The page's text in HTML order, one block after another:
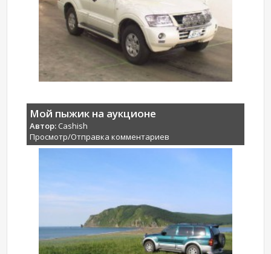
Мой пыжик на аукционе
Автор: Cashish
Просмотр/Отправка комментариев